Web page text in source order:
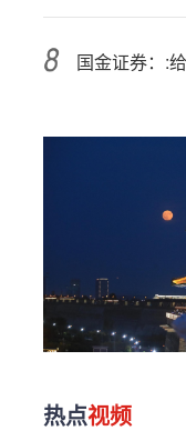
国金证券：:
热点视频